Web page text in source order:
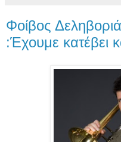
Φοίβος
:Έχουμε κατέβει